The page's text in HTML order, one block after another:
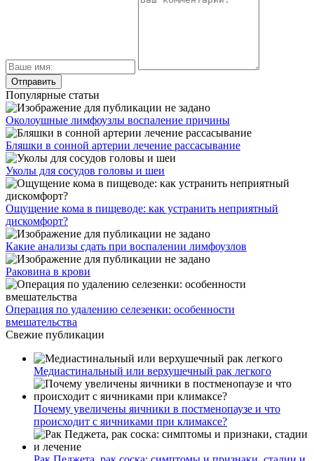
Популярные статьи
Околоушные лимфоузлы воспаление причины
Бляшки в сонной артерии лечение рассасывание
Уколы для сосудов головы и шеи
Ощущение кома в пищеводе: как устранить неприятный
дискомфорт?
Какие анализы сдать при воспалении лимфоузлов
Раковина в крови
Операция по удалению селезенки: особенности
вмешательства
Свежие публикации
Медиастинальный или верхушечный рак легкого
Почему увеличены яичники в постменопаузе и что
происходит с яичниками при климаксе?